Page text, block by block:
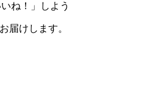
ね！」しよう
届けします。